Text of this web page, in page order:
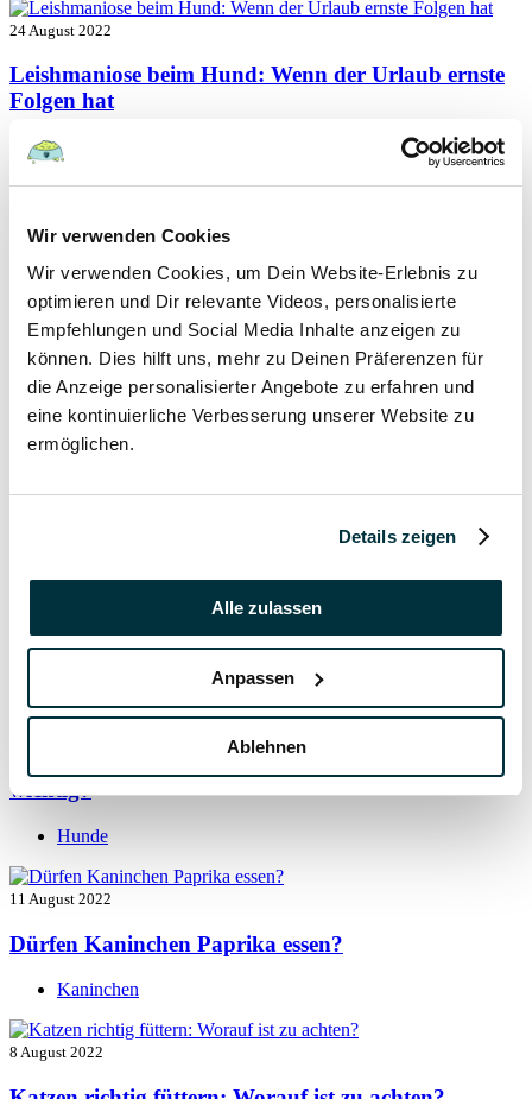
Wir verwenden Cookies
Wir verwenden Cookies, um Dein Website-Erlebnis zu
optimieren und Dir relevante Videos, personalisierte
Empfehlungen und Social Media Inhalte anzeigen zu
können. Dies hilft uns, mehr zu Deinen Präferenzen für
die Anzeige personalisierter Angebote zu erfahren und
eine kontinuierliche Verbesserung unserer Website zu
ermöglichen.
Details zeigen
Alle zulassen
Anpassen
Ablehnen
24 August 2022
Leishmaniose beim Hund: Wenn der Urlaub ernste
Folgen hat
Hunde
22 August 2022
Hundefutter und Wasser im Urlaub: Worauf sollte
besonders geachtet werden?
Hunde
17 August 2022
Was dürfen Katzen nicht essen?
Katzen
Vitamin B für den Hund: Für was ist es wichtig?
Hunde
13 August 2022
wichtig?
Hunde
11 August 2022
Dürfen Kaninchen Paprika essen?
Kaninchen
8 August 2022